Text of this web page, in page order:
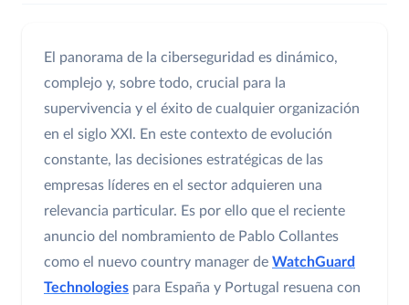
El panorama de la ciberseguridad es dinámico,
complejo y, sobre todo, crucial para la
supervivencia y el éxito de cualquier organización
en el siglo XXI. En este contexto de evolución
constante, las decisiones estratégicas de las
empresas líderes en el sector adquieren una
relevancia particular. Es por ello que el reciente
anuncio del nombramiento de Pablo Collantes
como el nuevo country manager de WatchGuard
Technologies para España y Portugal resuena con